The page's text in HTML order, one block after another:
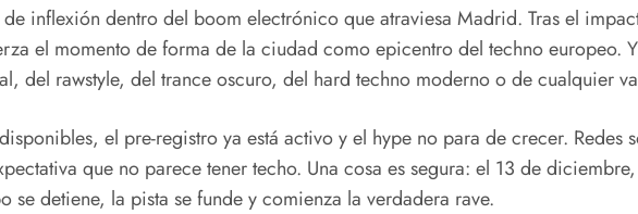
inflexión dentro del boom electrónico que atraviesa Madrid. Tras el
el momento de forma de la ciudad como epicentro del techno europeo.
del rawstyle, del trance oscuro, del hard techno moderno o de cualquier
el pre-registro ya está activo y el hype no para de crecer.
que no parece tener techo. Una cosa es segura: el 13 de
se detiene, la pista se funde y comienza la verdadera rave.